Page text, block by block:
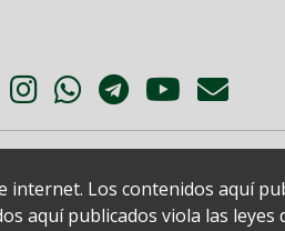
Los contenidos aquí
aquí publicados viola las leyes